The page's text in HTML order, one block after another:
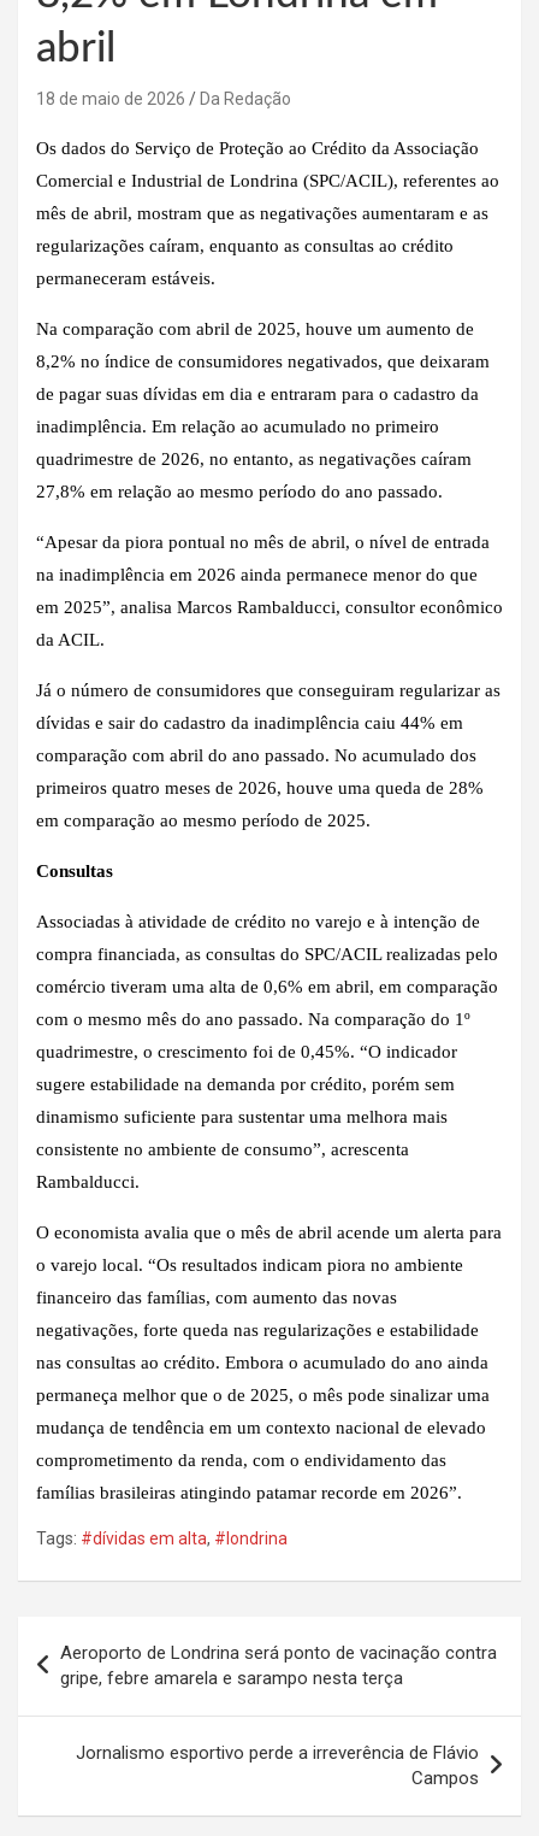
abril
18 de maio de 2026 Da Redação
Os dados do Serviço de Proteção ao Crédito da Associação
Comercial e Industrial de Londrina (SPC/ACIL), referentes ao
mês de abril, mostram que as negativações aumentaram e as
regularizações caíram, enquanto as consultas ao crédito
permaneceram estáveis.
Na comparação com abril de 2025, houve um aumento de
8,2% no índice de consumidores negativados, que deixaram
de pagar suas dívidas em dia e entraram para o cadastro da
inadimplência. Em relação ao acumulado no primeiro
quadrimestre de 2026, no entanto, as negativações caíram
27,8% em relação ao mesmo período do ano passado.
“Apesar da piora pontual no mês de abril, o nível de entrada
na inadimplência em 2026 ainda permanece menor do que
em 2025”, analisa Marcos Rambalducci, consultor econômico
da ACIL.
Já o número de consumidores que conseguiram regularizar as
dívidas e sair do cadastro da inadimplência caiu 44% em
comparação com abril do ano passado. No acumulado dos
primeiros quatro meses de 2026, houve uma queda de 28%
em comparação ao mesmo período de 2025.
Consultas
Associadas à atividade de crédito no varejo e à intenção de
compra financiada, as consultas do SPC/ACIL realizadas pelo
comércio tiveram uma alta de 0,6% em abril, em comparação
com o mesmo mês do ano passado. Na comparação do 1º
quadrimestre, o crescimento foi de 0,45%. “O indicador
sugere estabilidade na demanda por crédito, porém sem
dinamismo suficiente para sustentar uma melhora mais
consistente no ambiente de consumo”, acrescenta
Rambalducci.
O economista avalia que o mês de abril acende um alerta para
o varejo local. “Os resultados indicam piora no ambiente
financeiro das famílias, com aumento das novas
negativações, forte queda nas regularizações e estabilidade
nas consultas ao crédito. Embora o acumulado do ano ainda
permaneça melhor que o de 2025, o mês pode sinalizar uma
mudança de tendência em um contexto nacional de elevado
comprometimento da renda, com o endividamento das
famílias brasileiras atingindo patamar recorde em 2026”.
Tags: #dívidas em alta, #londrina
de
Post
Aeroporto de Londrina será ponto de vacinação contra
gripe, febre amarela e sarampo nesta terça
Jornalismo esportivo perde a irreverência de Flávio
Campos